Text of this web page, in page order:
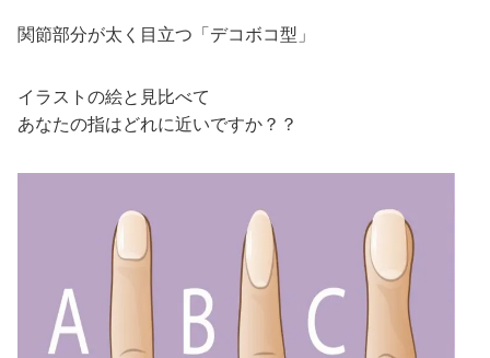
関節部分が太く目立つ「デコボコ型」
イラストの絵と見比べて
あなたの指はどれに近いですか？？